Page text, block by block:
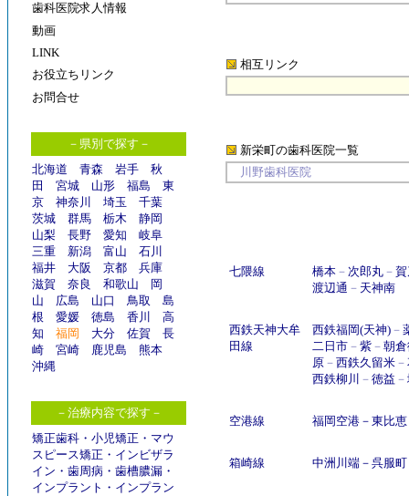
歯科医院求人情報
動画
LINK
お役立ちリンク
お問合せ
－県別で探す－
北海道
青森 岩手
秋
田
宮城 山形 福島
東
京
神奈川 埼玉
千葉
茨城
群馬 栃木
静岡
山梨
長野 愛知
岐阜
三重
新潟 富山
石川
福井
大阪 京都
兵庫
滋賀
奈良 和歌山
岡
山
広島 山口 鳥取
島
根
愛媛 徳島 香川
高
知
福岡 大分 佐賀
長
崎
宮崎 鹿児島
熊本
沖縄
－治療内容で探す－
矯正歯科 ・ 小児矯正 ・ マウ
スピース矯正 ・ インビザラ
イン ・ 歯周病 ・ 歯槽膿漏 ・
インプラント ・ インプラン
相互リンク
新栄町の歯科医院一覧
川野歯科医院
七隈線 橋本－ 次郎丸－
渡辺通 － 天神南
西鉄天神大牟
田線
西鉄福岡(天神)－
二日市－ 紫－ 朝
原－ 西鉄久留米－
西鉄柳川 － 徳益 －
空港線 福岡空港－ 東比恵
箱崎線 中洲川端－ 呉服町